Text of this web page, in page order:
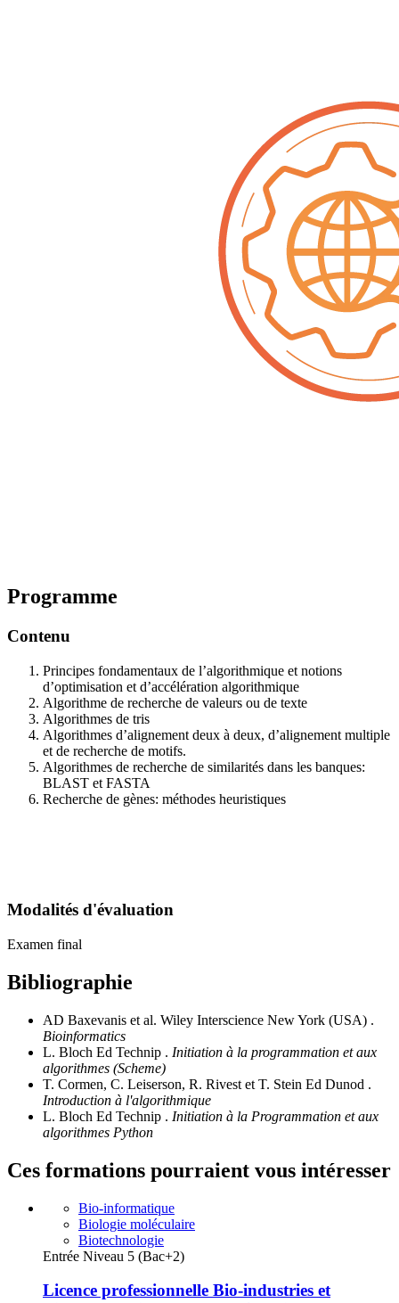
Programme
Contenu
Principes fondamentaux de l’algorithmique et notions
d’optimisation et d’accélération algorithmique
Algorithme de recherche de valeurs ou de texte
Algorithmes de tris
Algorithmes d’alignement deux à deux, d’alignement multiple
et de recherche de motifs.
Algorithmes de recherche de similarités dans les banques:
BLAST et FASTA
Recherche de gènes: méthodes heuristiques
Modalités d'évaluation
Examen final
Bibliographie
AD Baxevanis et al. Wiley Interscience New York (USA) .
Bioinformatics
L. Bloch Ed Technip . Initiation à la programmation et aux
algorithmes (Scheme)
T. Cormen, C. Leiserson, R. Rivest et T. Stein Ed Dunod .
Introduction à l'algorithmique
L. Bloch Ed Technip . Initiation à la Programmation et aux
algorithmes Python
Ces formations pourraient vous intéresser
Bio-informatique
Biologie moléculaire
Biotechnologie
Entrée Niveau 5 (Bac+2)
Licence professionnelle Bio-industries et